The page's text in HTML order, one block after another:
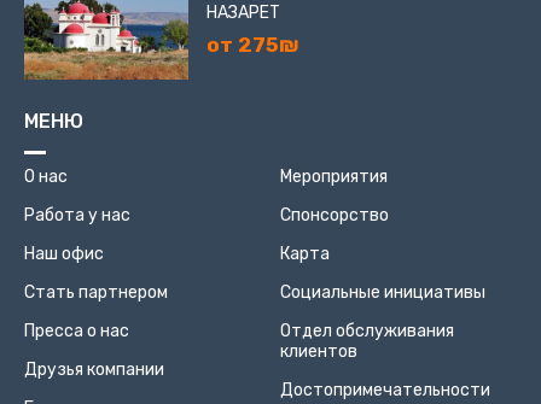
НАЗАРЕТ
от 275₪
МЕНЮ
О нас
Работа у нас
Наш офис
Стать партнером
Пресса о нас
Друзья компании
Мероприятия
Спонсорство
Карта
Социальные инициативы
Отдел обслуживания
клиентов
Достопримечательности